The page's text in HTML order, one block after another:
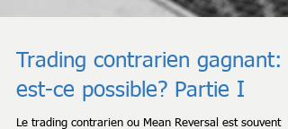
Trading contrarien gagnant:
est-ce possible? Partie I